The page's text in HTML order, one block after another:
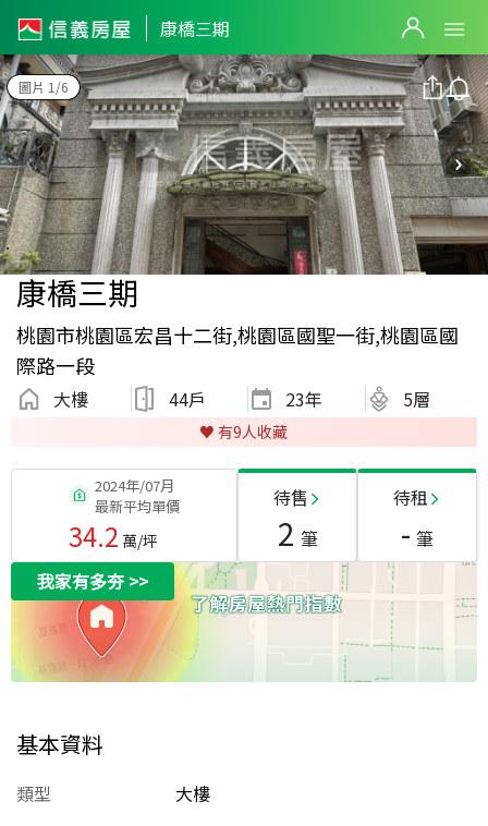
康橋三期
圖片 1/6
康橋三期
桃園市桃園區宏昌十二街,桃園區國聖一街,桃園區國
際路一段
大樓 44戶 23年 5層
♥️ 有9人收藏
2024年/07月
最新平均單價
34.2 萬/坪
待售
2 筆
待租
- 筆
我家有多夯>>
基本資料
類型
大樓